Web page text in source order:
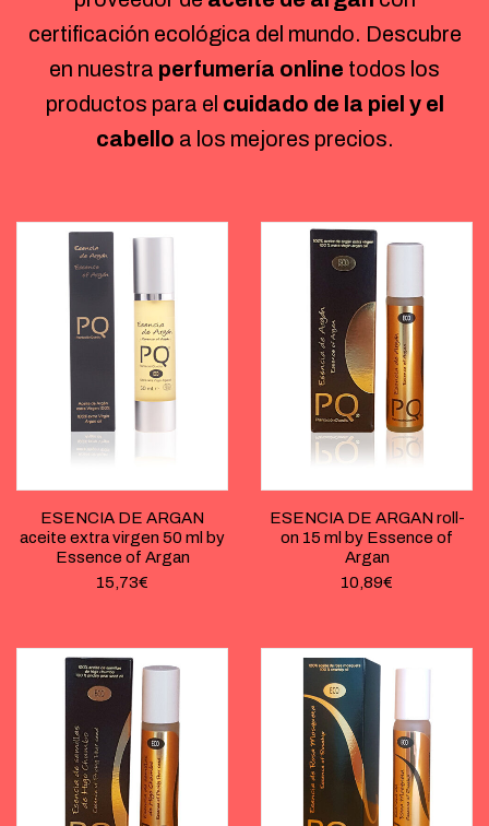
certificación ecológica del mundo. Descubre
en nuestra perfumería online todos los
productos para el cuidado de la piel y el
cabello a los mejores precios.
ESENCIA DE ARGAN
aceite extra virgen 50 ml by
Essence of Argan
15,73€
ESENCIA DE ARGAN roll-
on 15 ml by Essence of
Argan
10,89€